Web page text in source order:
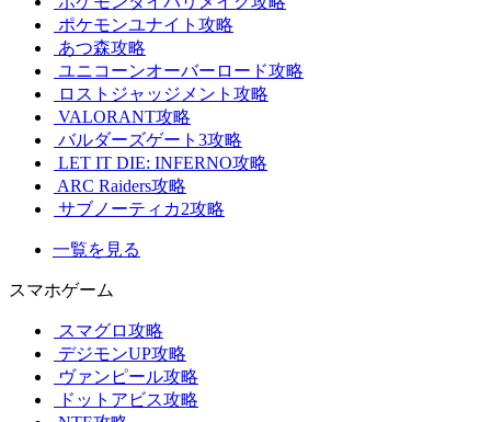
ポケモンユナイト攻略
あつ森攻略
ユニコーンオーバーロード攻略
ロストジャッジメント攻略
VALORANT攻略
バルダーズゲート3攻略
LET IT DIE: INFERNO攻略
ARC Raiders攻略
サブノーティカ2攻略
一覧を見る
スマホゲーム
スマグロ攻略
デジモンUP攻略
ヴァンピール攻略
ドットアビス攻略